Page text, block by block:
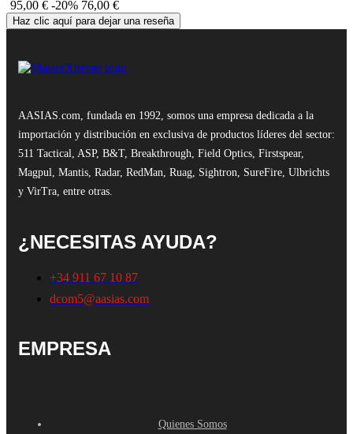
95,00 € -20% 76,00 €
Haz clic aquí para dejar una reseña
AASIAS.com, fundada en 1992, somos una empresa dedicada a la
importación y distribución en exclusiva de productos líderes del sector:
511 Tactical, ASP, B&T, Breakthrough, Field Optics, Firstspear,
Magpul, Mantis, Radar, RedMan, Ruag, Sightron, SureFire, Ulbrichts
y VirTra, entre otras.
¿NECESITAS AYUDA?
+34 911 67 10 87
dcom5@aasias.com
EMPRESA
Quienes Somos